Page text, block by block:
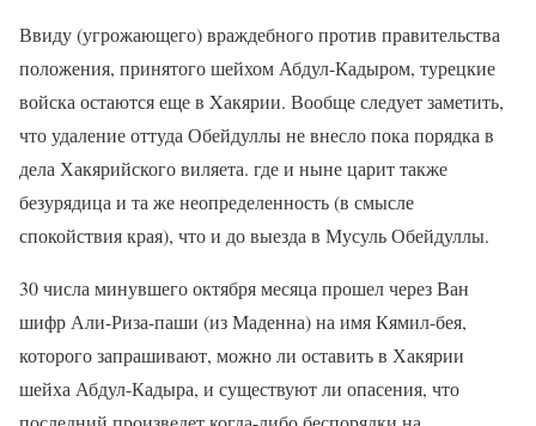
Ввиду (угрожающего) враждебного против правительства
положения, принятого шейхом Абдул-Кадыром, турецкие
войска остаются еще в Xакярии. Вообще следует заметить,
что удаление оттуда Обейдуллы не внесло пока порядка в
дела Хакярийского виляета. где и ныне царит также
безурядица и та же неопределенность (в смысле
спокойствия края), что и до выезда в Мусуль Обейдуллы.
30 числа минувшего октября месяца прошел через Ван
шифр Али-Риза-паши (из Маденна) на имя Кямил-бея,
которого запрашивают, можно ли оставить в Хакярии
шейха Абдул-Кадыра, и существуют ли опасения, что